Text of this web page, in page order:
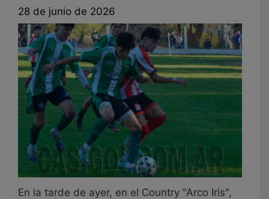
28 de junio de 2026
En la tarde de ayer, en el Country "Arco Iris",